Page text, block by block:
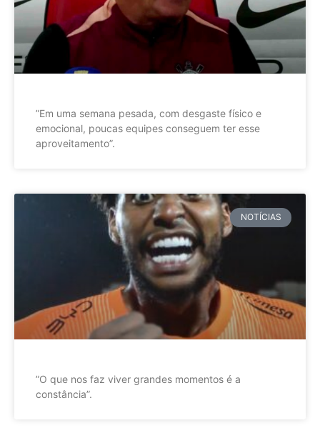
”Em uma semana pesada, com desgaste físico e
emocional, poucas equipes conseguem ter esse
aproveitamento”.
NOTÍCIAS
”O que nos faz viver grandes momentos é a
constância”.